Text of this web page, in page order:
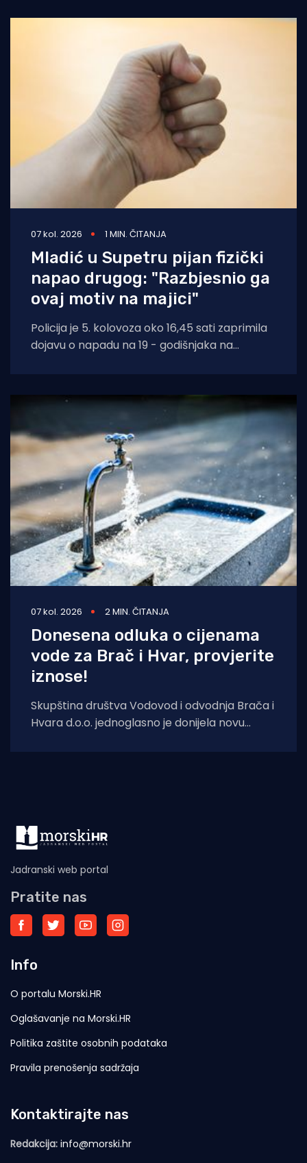
07 kol. 2026 1 MIN. ČITANJA
Mladić u Supetru pijan fizički
napao drugog: "Razbjesnio ga
ovaj motiv na majici"
Policija je 5. kolovoza oko 16,45 sati zaprimila
dojavu o napadu na 19 - godišnjaka na
07 kol. 2026 2 MIN. ČITANJA
Donesena odluka o cijenama
vode za Brač i Hvar, provjerite
iznose!
Skupština društva Vodovod i odvodnja Brača i
Hvara d.o.o. jednoglasno je donijela novu
Jadranski web portal
Pratite nas
Info
O portalu Morski.HR
Oglašavanje na Morski.HR
Politika zaštite osobnih podataka
Pravila prenošenja sadržaja
Kontaktirajte nas
Redakcija: info@morski.hr